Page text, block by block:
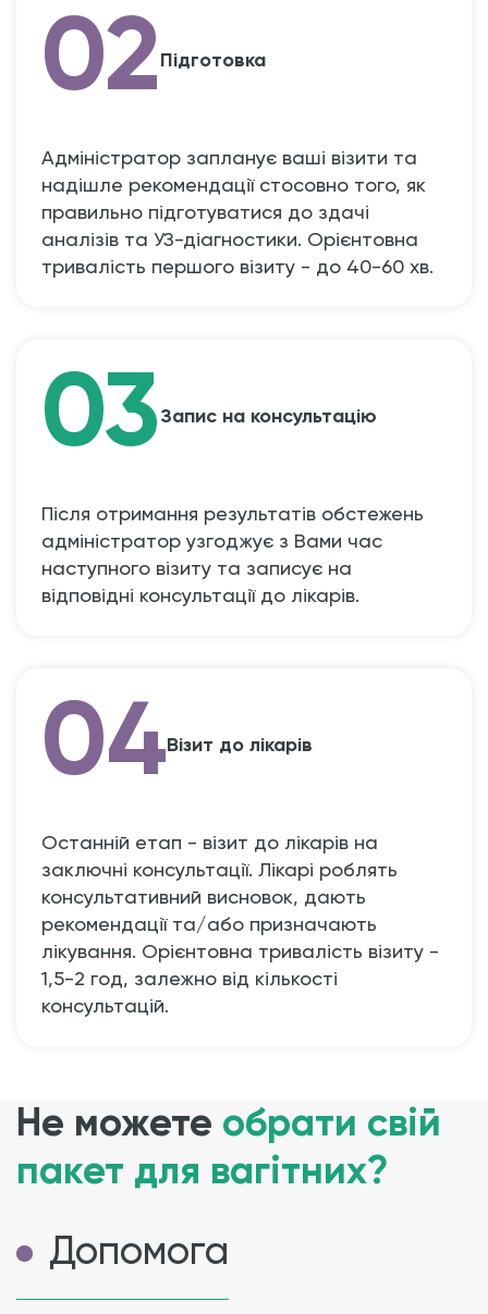
02 Підготовка
Адміністратор запланує ваші візити та
надішле рекомендації стосовно того, як
правильно підготуватися до здачі
аналізів та УЗ-діагностики. Орієнтовна
тривалість першого візиту - до 40-60 хв.
03 Запис на консультацію
Після отримання результатів обстежень
адміністратор узгоджує з Вами час
наступного візиту та записує на
відповідні консультації до лікарів.
04 Візит до лікарів
Останній етап - візит до лікарів на
заключні консультації. Лікарі роблять
консультативний висновок, дають
рекомендації та/або призначають
лікування. Орієнтовна тривалість візиту -
1,5-2 год, залежно від кількості
консультацій.
Не можете обрати свій
пакет для вагітних?
Допомога